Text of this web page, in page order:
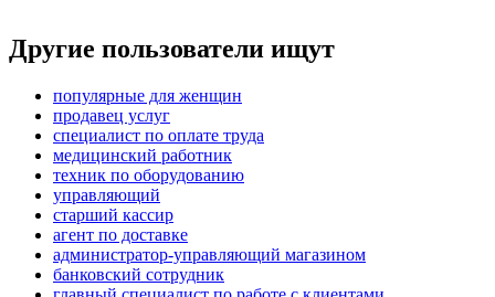
Другие пользователи ищут
популярные для женщин
продавец услуг
специалист по оплате труда
медицинский работник
техник по оборудованию
управляющий
старший кассир
агент по доставке
администратор-управляющий магазином
банковский сотрудник